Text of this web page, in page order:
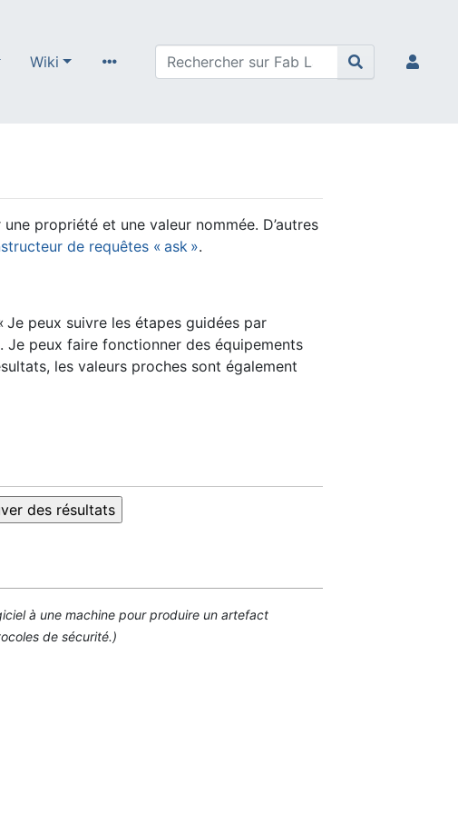
Wiki
propriété et une valeur nommée. D’autres
de requêtes « ask ».
Je peux suivre les étapes guidées par
peux faire fonctionner des équipements
à une machine pour produire un artefact
de sécurité.)